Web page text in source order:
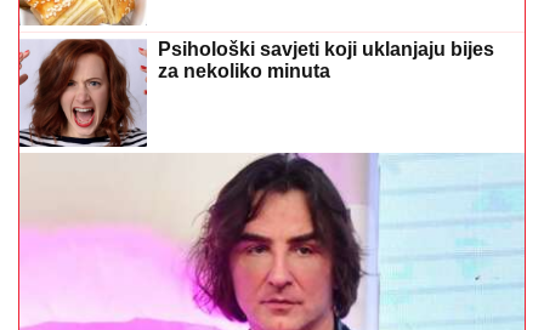
Psihološki savjeti koji uklanjaju bijes
za nekoliko minuta